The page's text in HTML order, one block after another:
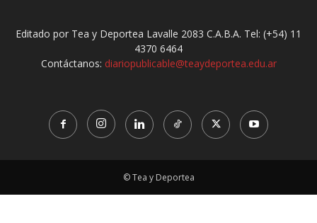
Editado por Tea y Deportea Lavalle 2083 C.A.B.A. Tel: (+54) 11
4370 6464
Contáctanos: diariopublicable@teaydeportea.edu.ar
© Tea y Deportea